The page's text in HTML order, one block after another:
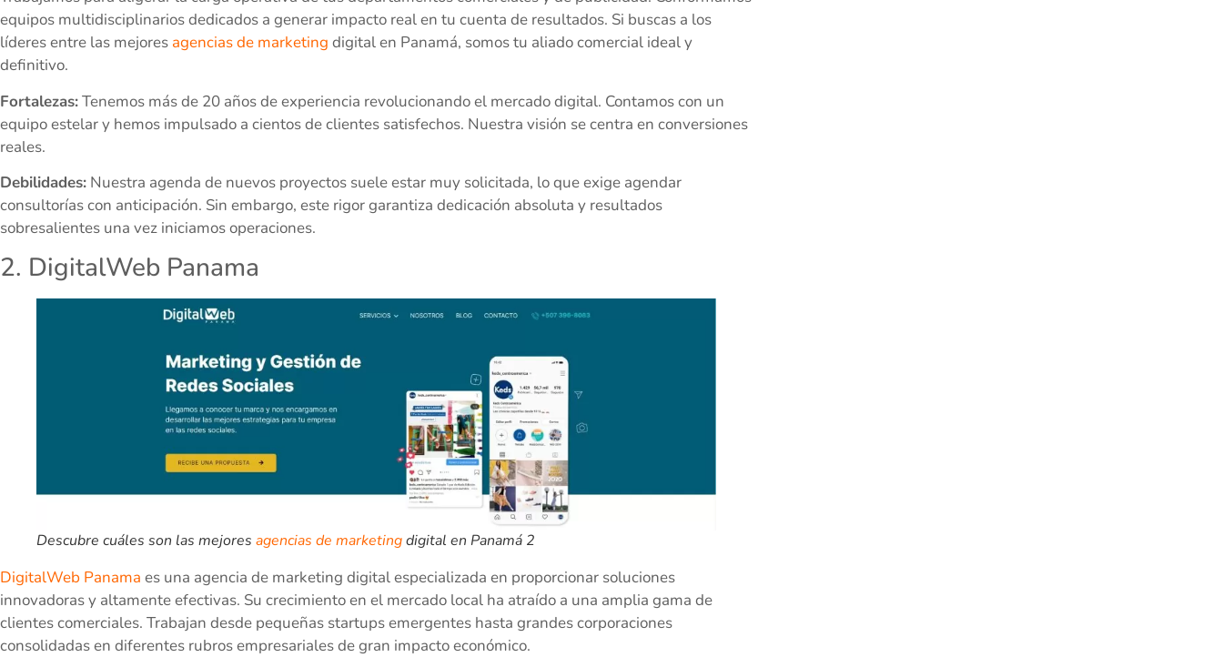
equipos multidisciplinarios dedicados a generar impacto real en tu cuenta de resultados. Si buscas a los
líderes entre las mejores agencias de marketing digital en Panamá, somos tu aliado comercial ideal y
definitivo.
Fortalezas:Tenemos más de 20 años de experiencia revolucionando el mercado digital. Contamos con un
equipo estelar y hemos impulsado a cientos de clientes satisfechos. Nuestra visión se centra en conversiones
reales.
Debilidades: Nuestra agenda de nuevos proyectos suele estar muy solicitada, lo que exige agendar
consultorías con anticipación. Sin embargo, este rigor garantiza dedicación absoluta y resultados
sobresalientes una vez iniciamos operaciones.
2. DigitalWeb Panama
Descubre cuáles son las mejores agencias de marketingdigital en Panamá 2
DigitalWeb Panama es una agencia de marketing digital especializada en proporcionar soluciones
innovadoras y altamente efectivas. Su crecimiento en el mercado local ha atraído a una amplia gama de
clientes comerciales. Trabajan desde pequeñas startups emergentes hasta grandes corporaciones
consolidadas en diferentes rubros empresariales de gran impacto económico.